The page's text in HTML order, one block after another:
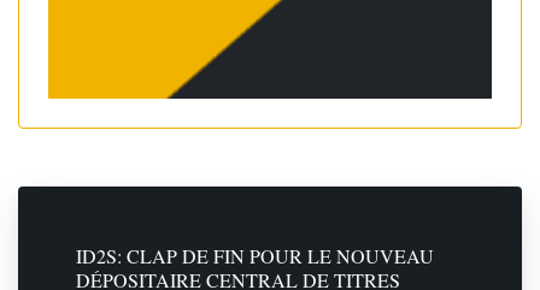
ID2S: CLAP DE FIN POUR LE NOUVEAU
DÉPOSITAIRE CENTRAL DE TITRES